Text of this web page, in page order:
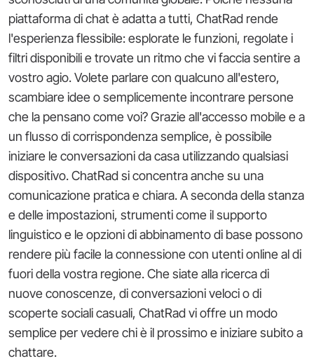
piattaforma di chat è adatta a tutti, ChatRad rende
l'esperienza flessibile: esplorate le funzioni, regolate i
filtri disponibili e trovate un ritmo che vi faccia sentire a
vostro agio. Volete parlare con qualcuno all'estero,
scambiare idee o semplicemente incontrare persone
che la pensano come voi? Grazie all'accesso mobile e a
un flusso di corrispondenza semplice, è possibile
iniziare le conversazioni da casa utilizzando qualsiasi
dispositivo. ChatRad si concentra anche su una
comunicazione pratica e chiara. A seconda della stanza
e delle impostazioni, strumenti come il supporto
linguistico e le opzioni di abbinamento di base possono
rendere più facile la connessione con utenti online al di
fuori della vostra regione. Che siate alla ricerca di
nuove conoscenze, di conversazioni veloci o di
scoperte sociali casuali, ChatRad vi offre un modo
semplice per vedere chi è il prossimo e iniziare subito a
chattare.